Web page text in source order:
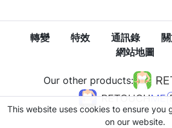
轉變 特效 通訊錄
網站地圖
Our other products:
This website uses cookies to ensure you
on our website.